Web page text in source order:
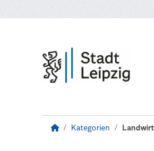
Kategorien